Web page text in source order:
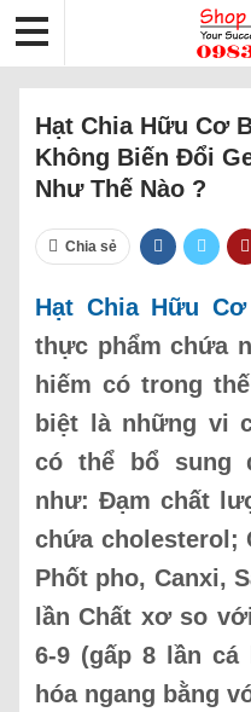
Hạt Chia Hữu Cơ
Không Biến Đổi
Như Thế Nào ?
Chia sẻ
Hạt Chia Hữu Cơ
thực phẩm chứa
hiếm có trong
biệt là những vi
có thể bổ sung
như: Đạm chất
chứa cholesterol;
Phốt pho, Canxi,
lần Chất xơ so
6-9 (gấp 8 lần cá
hóa ngang bằng